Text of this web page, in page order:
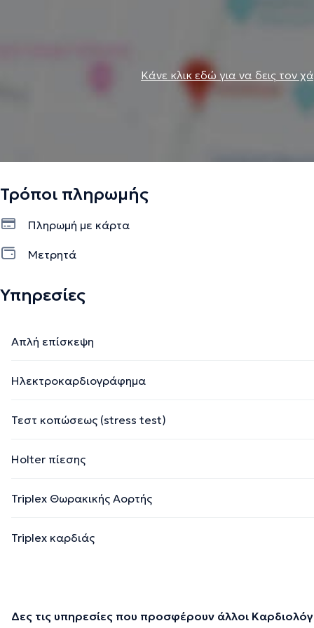
Κάνε κλικ εδώ για να δεις τον
Τρόποι πληρωμής
Πληρωμή με κάρτα
Μετρητά
Υπηρεσίες
Απλή επίσκεψη
Ηλεκτροκαρδιογράφημα
Τεστ κοπώσεως (stress test)
Holter πίεσης
Triplex Θωρακικής Αορτής
Triplex καρδιάς
Δες τις υπηρεσίες που προσφέρουν άλλοι